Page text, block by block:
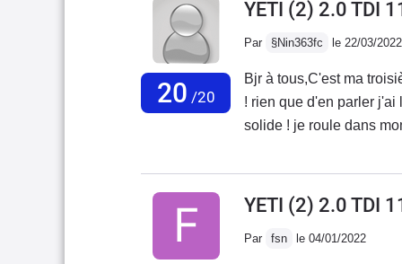
m'en séparer
20 /20
YETI (2) 2.0 TDI
Par §Nin363fc le 22/03/2022
Bjr à tous,C'est ma
! rien que d'en parler j'ai
solide ! je roule dans
personne âgée.J'ai
et bien là rien aucune
voiture, à tous ceux qui
aujourd'hui qu'ils
YETI (2) 2.0 TDI
Par fsn le 04/01/2022